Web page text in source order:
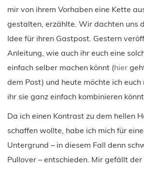
mir von ihrem Vorhaben eine Kette
gestalten, erzählte. Wir dachten uns
Idee für ihren Gastpost. Gestern
Anleitung, wie auch ihr euch eine
einfach selber machen könnt (hier
dem Post) und heute möchte ich euch
ihr sie ganz einfach kombinieren könnt.
Da ich einen Kontrast zu dem hellen
schaffen wollte, habe ich mich für
Untergrund – in diesem Fall denn
Pullover – entschieden. Mir gefällt